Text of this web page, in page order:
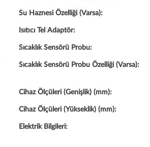
Su Haznesi Özelliği (Varsa):
Isıtıcı Tel Adaptör:
Sıcaklık Sensörü Probu:
Sıcaklık Sensörü Probu Özelliği (Varsa):
Cihaz Ölçüleri (Genişlik) (mm):
Cihaz Ölçüleri (Yükseklik) (mm):
Elektrik Bilgileri: